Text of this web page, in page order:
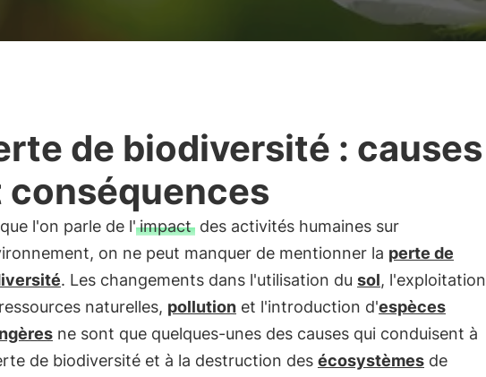
de biodiversité : causes
conséquences
l'on parle de l' impactdes activités humaines sur
on ne peut manquer de mentionner la perte de
. Les changements dans l'utilisation du sol, l'exploitation
naturelles, pollutionet l'introduction d'espèces
ne sont que quelques-unes des causes qui conduisent à
de biodiversité et à la destruction des écosystèmesde